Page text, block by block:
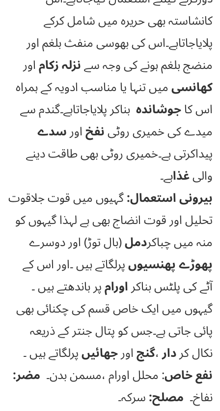
کانشاستہ بھی حریرہ میں شامل کرکے
پلایاجاتاہے۔اس کی بھوسی منفث بلغم اور
منضج بلغم ہونے کی وجہ سےنزلہ زکاماور
کھانسیمیں تنہا یا مناسب ادویہ کے ہمراہ
اس کاجوشاندہ بناکر پلایاجاتاہے۔گندم سے
میدے کی خمیری روٹینفخاورسدے
پیداکرتی ہے۔خمیری روٹی بھی طاقت دینے
والیغذاہے۔
بیرونی استعمال:گہیوں میں قوت جلاقوت
تحلیل اور قوت انضاج بھی ہے لہذا گیہوں کو
منہ میں چباکردمل(بال توڑ) اور دوسرے
پھوڑے پھنسیوںپرلگاتے ہیں ۔اور اس کے
آٹے کی پلٹس بناکراورامپر باندھتے ہیں ۔
گیہوں میں ایک خاص قسم کی چکنائی بھی
پائی جاتی ہے۔جس کو پتال جنتر کے ذریعہ
نکال کردار،گنجاورجھائیںپرلگاتے ہیں ۔
نفع خاص: محلل اورام ،مسمن بدن۔ مضر:
نفاخ۔ مصلح:سرکہ۔